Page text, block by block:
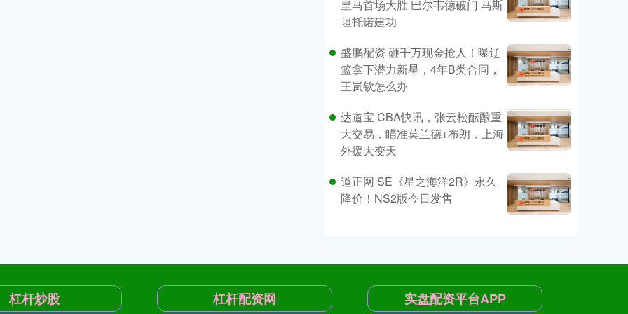
皇马首场大胜 巴尔韦德破门 马斯
坦托诺建功
盛鹏配资 砸千万现金抢人！曝辽
篮拿下潜力新星，4年B类合同，
王岚钦怎么办
达道宝 CBA快讯，张云松酝酿重
大交易，瞄准莫兰德+布朗，上海
外援大变天
道正网 SE《星之海洋2R》永久
降价！NS2版今日发售
杠杆炒股 杠杆配资网 实盘配资平台APP